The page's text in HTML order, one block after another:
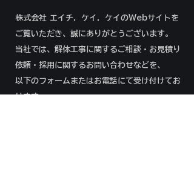
株式会社 エイチ．ケイ．ケイのWebサイトを
ご覧いただき、誠にありがとうございます。
当社では、解体工事に関するご相談・お見積り
依頼・採用に関するお問い合わせなどを、
以下のフォームまたはお電話にて受け付けてお
ります。